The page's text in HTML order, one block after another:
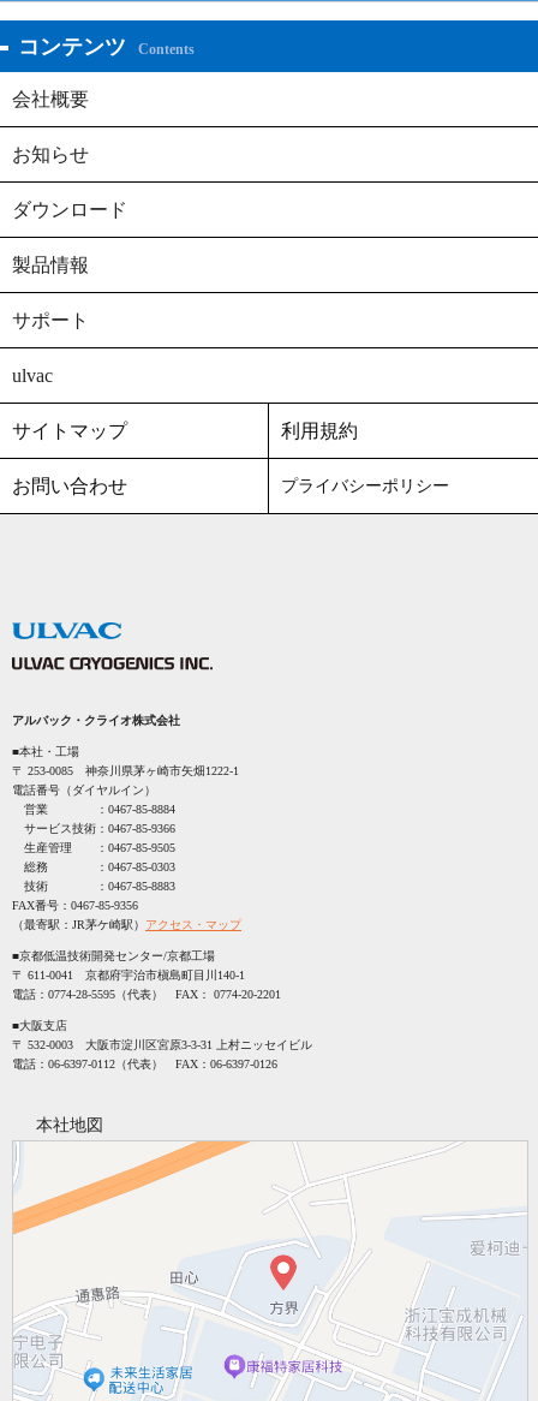
アルバック・クライオ株式会社
■本社・工場
〒 253-0085 神奈川県茅ヶ崎市矢畑1222-1
電話番号（ダイヤルイン）
営業 ： 0467-85-8884
サービス技術： 0467-85-9366
生産管理 ： 0467-85-9505
総務 ： 0467-85-0303
技術 ： 0467-85-8883
FAX番号： 0467-85-9356
（最寄駅：JR茅ケ崎駅） アクセス・マップ
■京都低温技術開発センター/京都工場
〒 611-0041 京都府宇治市槇島町目川140-1
電話： 0774-28-5595 （代表） FAX： 0774-20-2201
■大阪支店
〒 532-0003 大阪市淀川区宮原3-3-31 上村ニッセイビル
電話： 06-6397-0112 （代表） FAX： 06-6397-0126
本社地図
コンテンツ Contents
会社概要
お知らせ
ダウンロード
製品情報
サポート
ulvac
サイトマップ 利用規約
お問い合わせ プライバシーポリシー